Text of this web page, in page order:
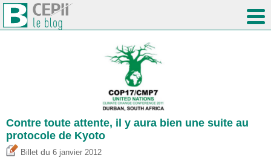
Contre toute attente, il y aura bien une suite au
protocole de Kyoto
Billet du 6 janvier 2012